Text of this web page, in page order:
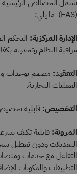
تشمل الخصائص الرئيسية
(EAS) ما يلي:
الإدارة المركزية: التحكم
مراقبة النظام وتحديثه
التعقيد: مصمم بوحدات
العمليات التجارية.
التخصيص: قابلية
المرونة: قابلية تكيف
التعديلات ودون تعطيل
التفاعل مع خدمات
التطبيقات والمكونات